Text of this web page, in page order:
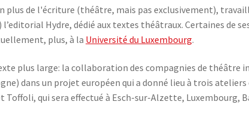
plus de l'écriture (théâtre, mais pas exclusivement),
Hydre, dédié aux textes théâtraux. Certaines de
plus, à la Université du Luxembourg.
plus large: la collaboration des compagnies de théâtre
dans un projet européen qui a donné lieu à trois
Toffoli, qui sera effectué à Esch-sur-Alzette, Luxembourg,